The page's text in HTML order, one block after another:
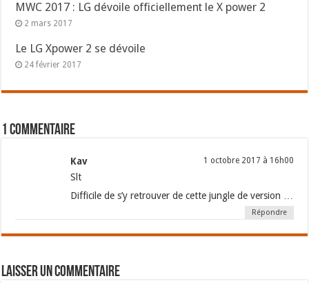
MWC 2017 : LG dévoile officiellement le X power 2
2 mars 2017
Le LG Xpower 2 se dévoile
24 février 2017
1 commentaire
Kav 1 octobre 2017 à 16h00
Slt
Difficile de s’y retrouver de cette jungle de version …
Répondre
Laisser un commentaire